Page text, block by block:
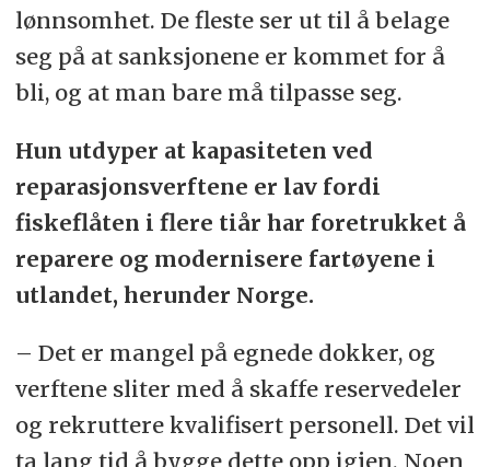
lønnsomhet. De fleste ser ut til å belage
seg på at sanksjonene er kommet for å
bli, og at man bare må tilpasse seg.
Hun utdyper at kapasiteten ved
reparasjonsverftene er lav fordi
fiskeflåten i flere tiår har foretrukket å
reparere og modernisere fartøyene i
utlandet, herunder Norge.
– Det er mangel på egnede dokker, og
verftene sliter med å skaffe reservedeler
og rekruttere kvalifisert personell. Det vil
ta lang tid å bygge dette opp igjen. Noen